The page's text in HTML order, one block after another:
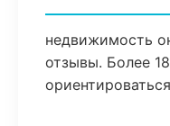
недвижимость
отзывы. Более